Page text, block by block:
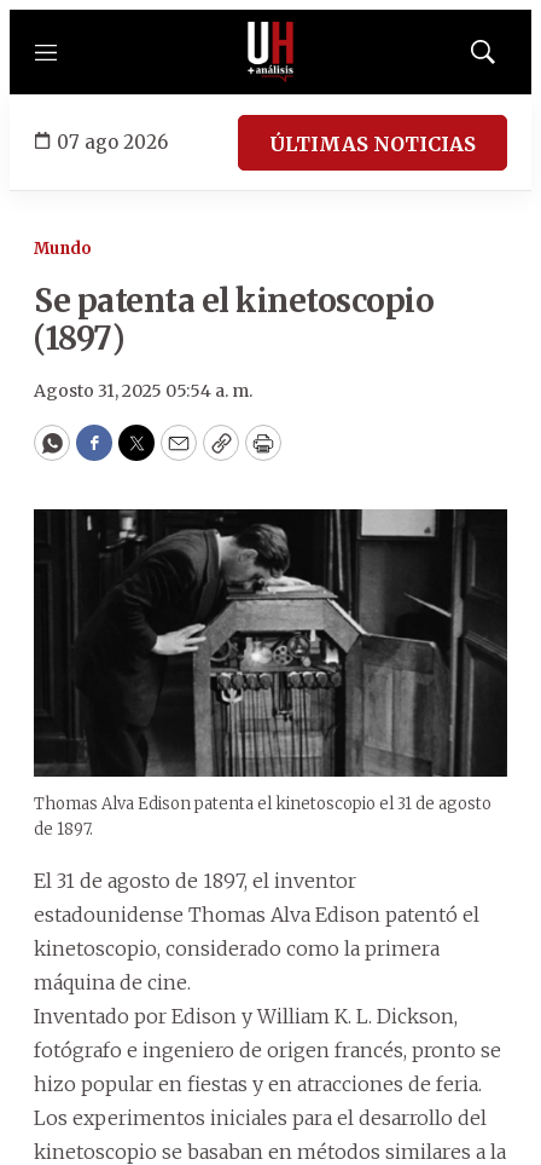
Menú
Mostrar
07 ago 2026 ÚLTIMAS NOTICIAS
Mundo
Se patenta el kinetoscopio
(1897)
Agosto 31, 2025 05:54 a. m.
WhatsApp
Facebook
Twitter
EmailCopyPrint
Thomas Alva Edison patenta el kinetoscopio el 31 de agosto
de 1897.
El 31 de agosto de 1897, el inventor
estadounidense Thomas Alva Edison patentó el
kinetoscopio, considerado como la primera
máquina de cine.
Inventado por Edison y William K. L. Dickson,
fotógrafo e ingeniero de origen francés, pronto se
hizo popular en fiestas y en atracciones de feria.
Los experimentos iniciales para el desarrollo del
kinetoscopio se basaban en métodos similares a la